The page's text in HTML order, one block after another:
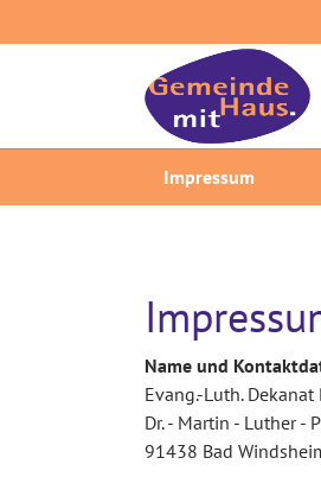
Impressum
Name und
Evang.-Luth.
Dr. - Martin - Luther -
91438 Bad